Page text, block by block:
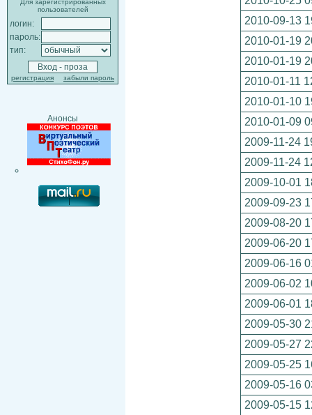
Для зарегистрированных
пользователей
логин:
пароль:
тип:
регистрация забыли пароль
Анонсы
2010-09-13
2010-01-19
2010-01-19
2010-01-11
2010-01-10
2010-01-09
2009-11-24
2009-11-24
2009-10-01
2009-09-23
2009-08-20
2009-06-20
2009-06-16
2009-06-02
2009-06-01
2009-05-30
2009-05-27
2009-05-25
2009-05-16
2009-05-15